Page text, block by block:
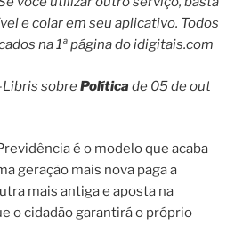
e colar em seu aplicativo. Todos
na 1ª página do idigitais.com
Libris sobrePolítica de 05 de out
é o modelo que acaba
geração mais nova paga a
mais antiga e aposta na
o cidadão garantirá o próprio